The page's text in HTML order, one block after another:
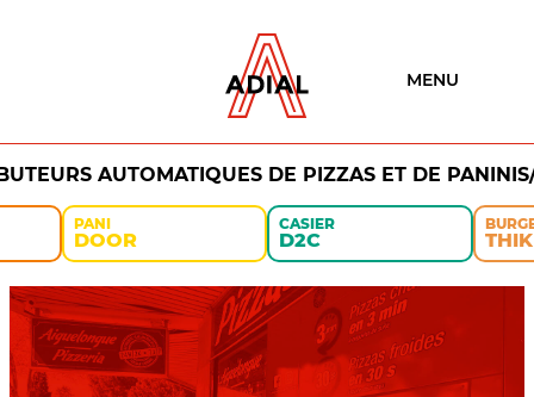
MENU
AUTOMATIQUES DE PIZZAS ET DE
PANI
DOOR
CASIER
D2C THIK